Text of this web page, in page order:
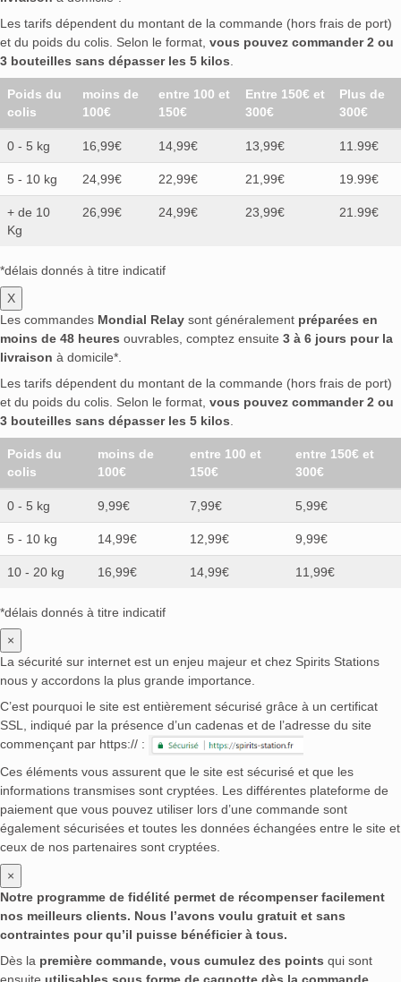
Les tarifs dépendent du montant de la commande (hors frais de port)
et du poids du colis. Selon le format, vous pouvez commander 2 ou
3 bouteilles sans dépasser les 5 kilos.
Poids du
colis
moins de
100€
entre 100 et
150€
Entre 150€ et
300€
Plus de
300€
0 - 5 kg 16,99€ 14,99€ 13,99€ 11.99€
5 - 10 kg 24,99€ 22,99€ 21,99€ 19.99€
+ de 10
Kg
26,99€ 24,99€ 23,99€ 21.99€
*délais donnés à titre indicatif
X
Les commandes Mondial Relay sont généralement préparées en
moins de 48 heures ouvrables, comptez ensuite 3 à 6 jours pour la
livraison à domicile*.
Les tarifs dépendent du montant de la commande (hors frais de port)
et du poids du colis. Selon le format, vous pouvez commander 2 ou
3 bouteilles sans dépasser les 5 kilos.
Poids du
colis
moins de
100€
entre 100 et
150€
entre 150€ et
300€
0 - 5 kg 9,99€ 7,99€ 5,99€
5 - 10 kg 14,99€ 12,99€ 9,99€
10 - 20 kg 16,99€ 14,99€ 11,99€
*délais donnés à titre indicatif
×
La sécurité sur internet est un enjeu majeur et chez Spirits Stations
nous y accordons la plus grande importance.
C’est pourquoi le site est entièrement sécurisé grâce à un certificat
SSL, indiqué par la présence d’un cadenas et de l’adresse du site
commençant par https:// :
Ces éléments vous assurent que le site est sécurisé et que les
informations transmises sont cryptées. Les différentes plateforme de
paiement que vous pouvez utiliser lors d’une commande sont
également sécurisées et toutes les données échangées entre le site et
ceux de nos partenaires sont cryptées.
×
Notre programme de fidélité permet de récompenser facilement
nos meilleurs clients. Nous l’avons voulu gratuit et sans
contraintes pour qu’il puisse bénéficier à tous.
Dès la première commande, vous cumulez des points qui sont